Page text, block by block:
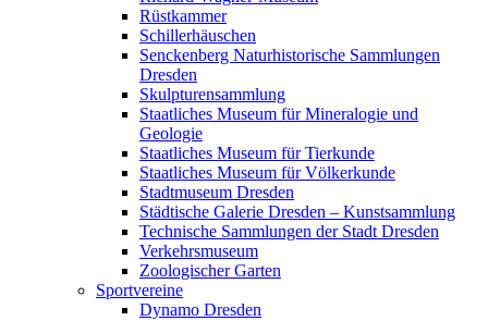
Rüstkammer
Schillerhäuschen
Senckenberg Naturhistorische Sammlungen
Dresden
Skulpturensammlung
Staatliches Museum für Mineralogie und
Geologie
Staatliches Museum für Tierkunde
Staatliches Museum für Völkerkunde
Stadtmuseum Dresden
Städtische Galerie Dresden – Kunstsammlung
Technische Sammlungen der Stadt Dresden
Verkehrsmuseum
Zoologischer Garten
Sportvereine
Dynamo Dresden